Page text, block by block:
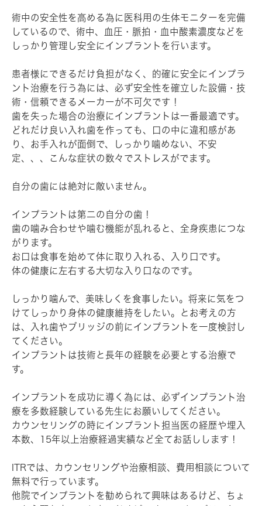
術中の安全性を高める為に医科用の生体モニターを完備
しているので、術中、血圧・脈拍・血中酸素濃度などを
しっかり管理し安全にインプラントを行います。
患者様にできるだけ負担がなく、的確に安全にインプラ
ント治療を行う為には、必ず安全性を確立した設備・技
術・信頼できるメーカーが不可欠です！
歯を失った場合の治療にインプラントは一番最適です。
どれだけ良い入れ歯を作っても、口の中に違和感があ
り、お手入れが面倒で、しっかり噛めない、不安
定、、、こんな症状の数々でストレスがでます。
自分の歯には絶対に敵いません。
インプラントは第二の自分の歯！
歯の噛み合わせや噛む機能が乱れると、全身疾患につな
がります。
お口は食事を始めて体に取り入れる、入り口です。
体の健康に左右する大切な入り口なのです。
しっかり噛んで、美味しくを食事したい。将来に気をつ
けてしっかり身体の健康維持をしたい。とお考えの方
は、入れ歯やブリッジの前にインプラントを一度検討し
てください。
インプラントは技術と長年の経験を必要とする治療で
す。
インプラントを成功に導く為には、必ずインプラント治
療を多数経験している先生にお願いしてください。
カウンセリングの時にインプラント担当医の経歴や埋入
本数、15年以上治療経過実績など全てお話しします！
ITRでは、カウンセリングや治療相談、費用相談について
無料で行っています。
他院でインプラントを勧められて興味はあるけど、ちょ